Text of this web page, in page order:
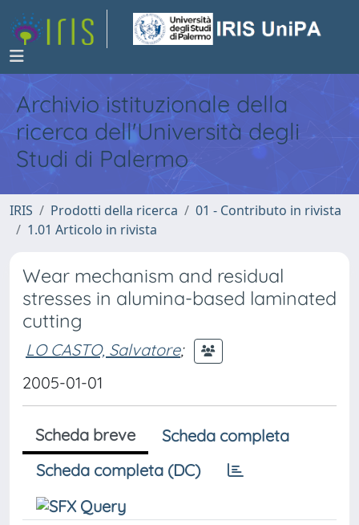
Archivio istituzionale della
ricerca dell'Università degli
Studi di Palermo
IRIS Prodotti della ricerca
01 - Contributo in rivista
1.01 Articolo in rivista
Wear mechanism and residual
stresses in alumina-based laminated
cutting
LO CASTO, Salvatore;
2005-01-01
Scheda breve
Scheda completa
Scheda completa (DC)